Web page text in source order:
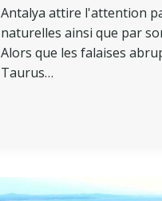
Antalya attire l'attention
naturelles ainsi que par
Alors que les falaises
Taurus…